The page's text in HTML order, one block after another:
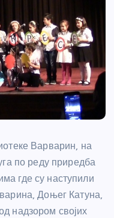
Варварин, на
по реду приредба
где су наступили
Доњег Катуна,
надзором својих